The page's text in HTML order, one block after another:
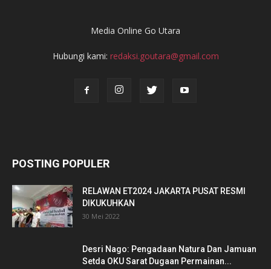
Media Online Go Utara
Hubungi kami: redaksi.goutara@gmail.com
POSTING POPULER
RELAWAN ET2024 JAKARTA PUSAT RESMI
DIKUKUHKAN
30 Mei 2022
Desri Nago: Pengadaan Natura Dan Jamuan
Setda OKU Sarat Dugaan Permainan...